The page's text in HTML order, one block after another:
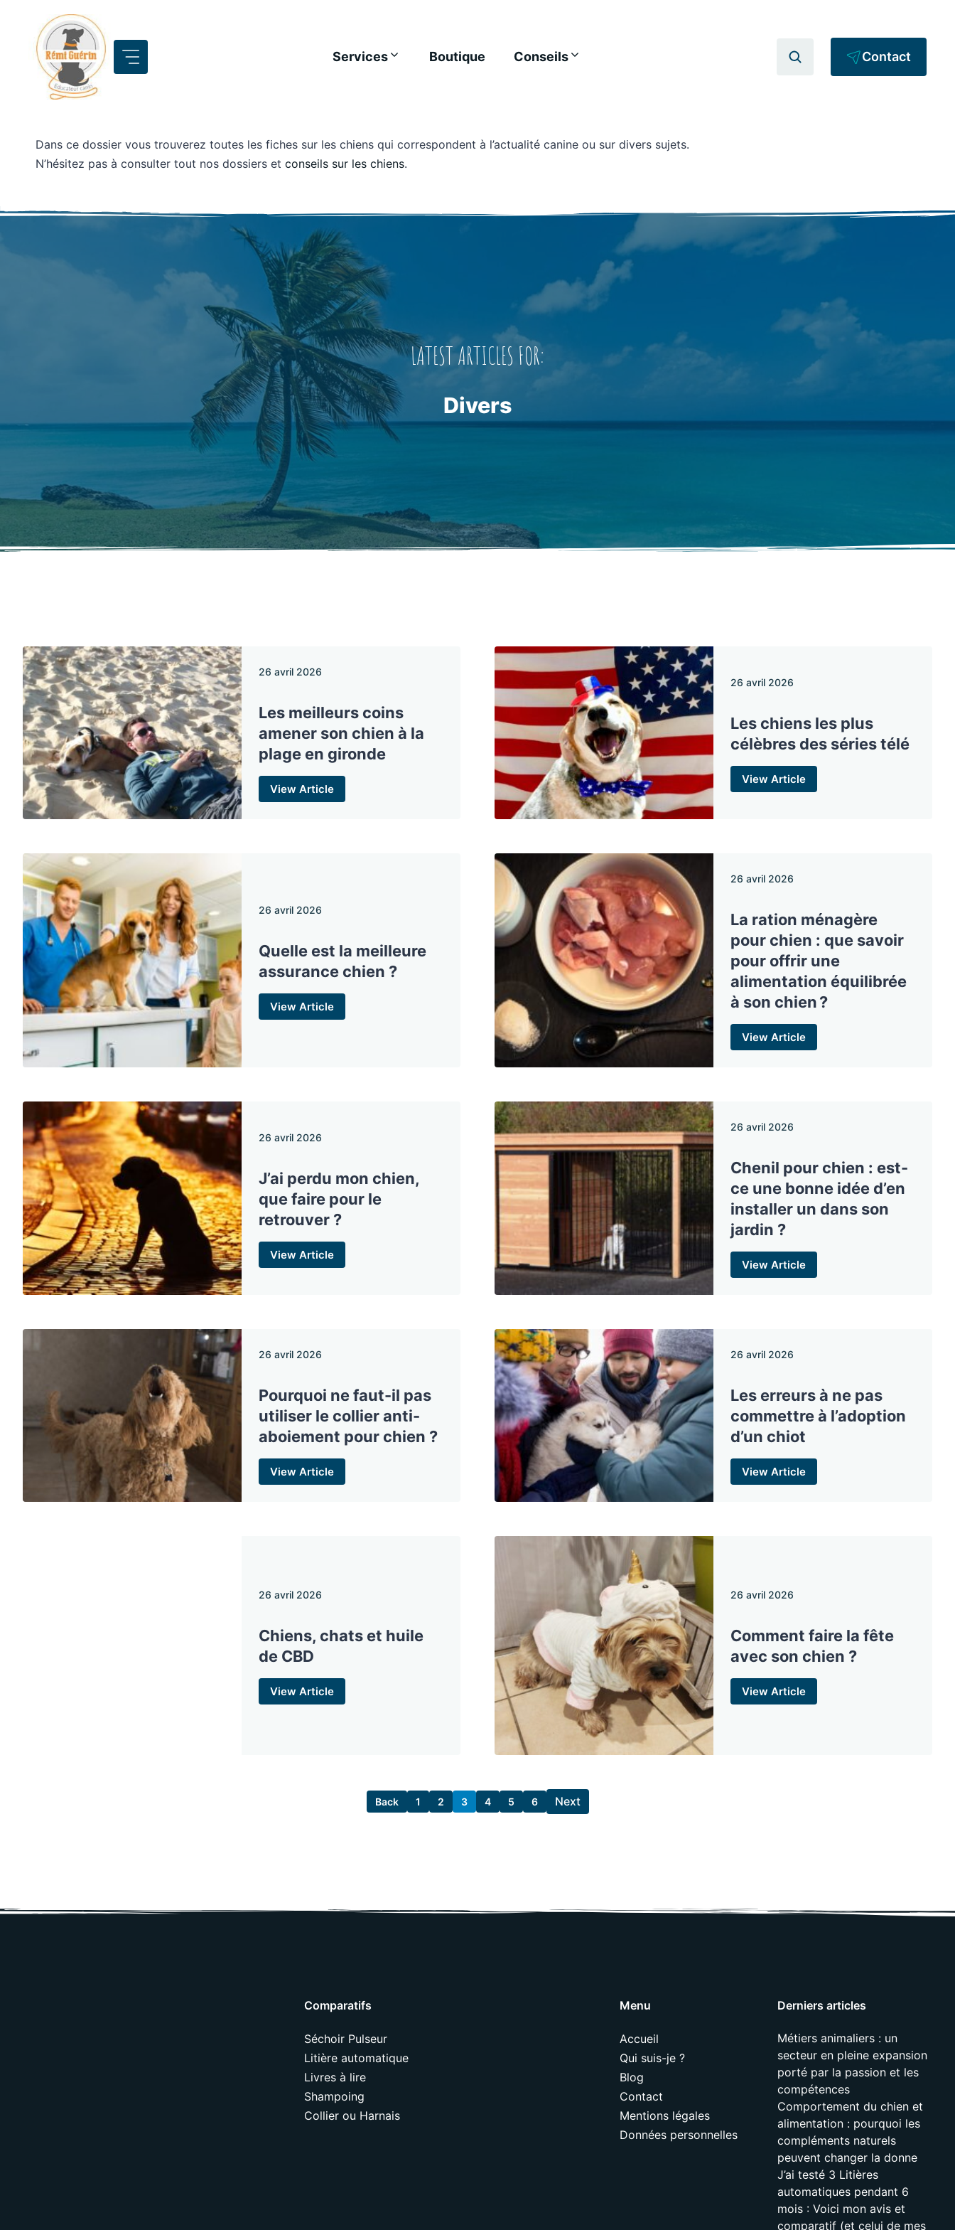
contenu
Services Boutique Conseils Contact
Dans ce dossier vous trouverez toutes les fiches sur les chiens qui correspondent à l’actualité canine ou sur divers sujets.
N’hésitez pas à consulter tout nos dossiers et conseils sur les chiens.
LATEST ARTICLES FOR:
Divers
26 avril 2026
Les meilleurs coins
amener son chien à la
plage en gironde
View Article
26 avril 2026
Les chiens les plus
célèbres des séries télé
View Article
26 avril 2026
Quelle est la meilleure
assurance chien ?
View Article
26 avril 2026
La ration ménagère
pour chien : que savoir
pour offrir une
alimentation équilibrée
à son chien ?
View Article
26 avril 2026
J’ai perdu mon chien,
que faire pour le
retrouver ?
View Article
26 avril 2026
Chenil pour chien : est-
ce une bonne idée d’en
installer un dans son
jardin ?
View Article
26 avril 2026
Pourquoi ne faut-il pas
utiliser le collier anti-
aboiement pour chien ?
View Article
26 avril 2026
Les erreurs à ne pas
commettre à l’adoption
d’un chiot
View Article
26 avril 2026
Chiens, chats et huile
de CBD
View Article
26 avril 2026
Comment faire la fête
avec son chien ?
View Article
Back 1 2 3 4 5 6 Next
Comparatifs
Séchoir Pulseur
Litière automatique
Livres à lire
Shampoing
Collier ou Harnais
Menu
Accueil
Qui suis-je ?
Blog
Contact
Mentions légales
Données personnelles
Derniers articles
Métiers animaliers : un
secteur en pleine expansion
porté par la passion et les
compétences
Comportement du chien et
alimentation : pourquoi les
compléments naturels
peuvent changer la donne
J’ai testé 3 Litières
automatiques pendant 6
mois : Voici mon avis et
comparatif (et celui de mes